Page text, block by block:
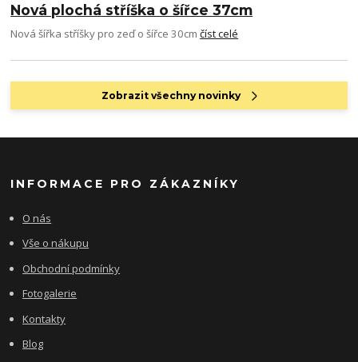
Nová plochá stříška o šířce 37cm
Nová šířka stříšky pro zeď o šířce 30cmčíst celé
Zobrazit všechny novinky
INFORMACE PRO ZÁKAZNÍKY
O nás
Vše o nákupu
Obchodní podmínky
Fotogalerie
Kontakty
Blog